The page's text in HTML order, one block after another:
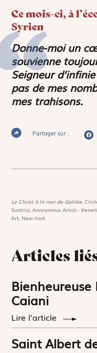
Ce mois-ci, à
Syrien
Donne-moi un
souvienne
Seigneur
pas de mes
mes trahisons.
Partager sur :
Le Christ à la mer de Galilée,
Sustris), Anonymous Artist -
Art, New-York
Articles
Caiani
Lire l'article
Saint Albert